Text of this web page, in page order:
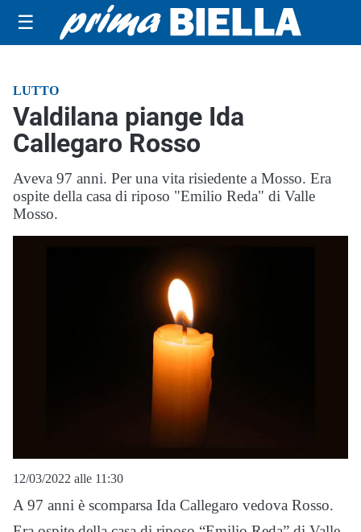
☰
LUTTO
Valdilana piange Ida
Callegaro Rosso
Aveva 97 anni. Per una vita risiedente a Mosso. Era
ospite della casa di riposo "Emilio Reda" di Valle
Mosso.
12/03/2022 alle 11:30
A 97 anni è scomparsa Ida Callegaro vedova Rosso.